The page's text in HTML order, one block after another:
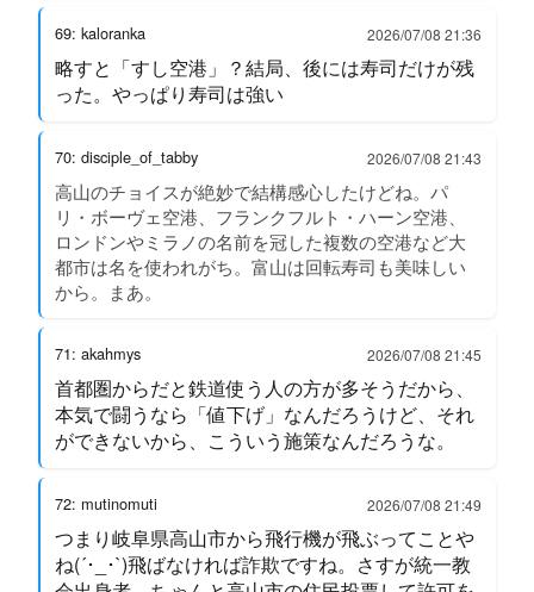
69: kaloranka 2026/07/08 21:36
略すと「すし空港」？結局、後には寿司だけが残
った。やっぱり寿司は強い
70: disciple_of_tabby 2026/07/08 21:43
高山のチョイスが絶妙で結構感心したけどね。パ
リ・ボーヴェ空港、フランクフルト・ハーン空港、
ロンドンやミラノの名前を冠した複数の空港など大
都市は名を使われがち。富山は回転寿司も美味しい
から。まあ。
71: akahmys 2026/07/08 21:45
首都圏からだと鉄道使う人の方が多そうだから、
本気で闘うなら「値下げ」なんだろうけど、それ
ができないから、こういう施策なんだろうな。
72: mutinomuti 2026/07/08 21:49
つまり岐阜県高山市から飛行機が飛ぶってことや
ね(´･_･`)飛ばなければ詐欺ですね。さすが統一教